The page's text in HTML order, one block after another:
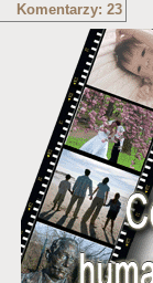
Komentarzy: 23